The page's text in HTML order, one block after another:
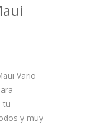
Vario
tu
y muy